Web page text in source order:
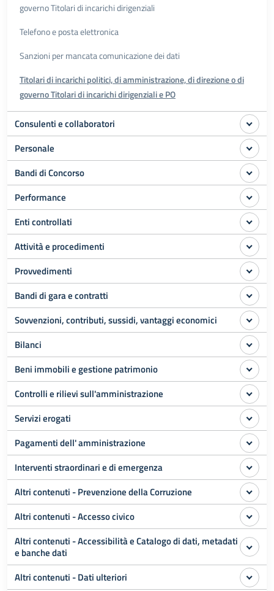
governo Titolari di incarichi dirigenziali
Telefono e posta elettronica
Sanzioni per mancata comunicazione dei dati
Titolari di incarichi politici, di amministrazione, di direzione o di
governo Titolari di incarichi dirigenziali e PO
Consulenti e collaboratori
Personale
Bandi di Concorso
Performance
Enti controllati
Attività e procedimenti
Provvedimenti
Bandi di gara e contratti
Sovvenzioni, contributi, sussidi, vantaggi economici
Bilanci
Beni immobili e gestione patrimonio
Controlli e rilievi sull'amministrazione
Servizi erogati
Pagamenti dell' amministrazione
Interventi straordinari e di emergenza
Altri contenuti - Prevenzione della Corruzione
Altri contenuti - Accesso civico
Altri contenuti - Accessibilità e Catalogo di dati, metadati
e banche dati
Altri contenuti - Dati ulteriori